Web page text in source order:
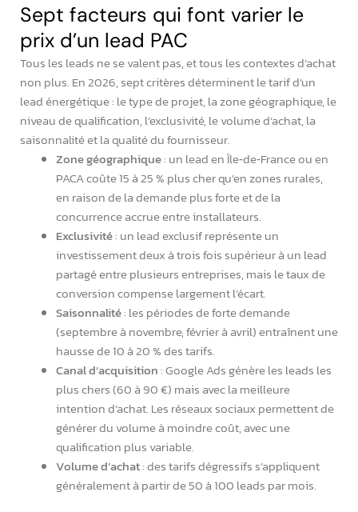
Sept facteurs qui font varier le
prix d’un lead PAC
Tous les leads ne se valent pas, et tous les contextes d’achat
non plus. En 2026, sept critères déterminent le tarif d’un
lead énergétique : le type de projet, la zone géographique, le
niveau de qualification, l’exclusivité, le volume d’achat, la
saisonnalité et la qualité du fournisseur.
Zone géographique: un lead en Île‑de‑France ou en
PACA coûte 15 à 25 % plus cher qu’en zones rurales,
en raison de la demande plus forte et de la
concurrence accrue entre installateurs.
Exclusivité: un lead exclusif représente un
investissement deux à trois fois supérieur à un lead
partagé entre plusieurs entreprises, mais le taux de
conversion compense largement l’écart.
Saisonnalité: les périodes de forte demande
(septembre à novembre, février à avril) entraînent une
hausse de 10 à 20 % des tarifs.
Canal d’acquisition: Google Ads génère les leads les
plus chers (60 à 90 €) mais avec la meilleure
intention d’achat. Les réseaux sociaux permettent de
générer du volume à moindre coût, avec une
qualification plus variable.
Volume d’achat: des tarifs dégressifs s’appliquent
généralement à partir de 50 à 100 leads par mois.